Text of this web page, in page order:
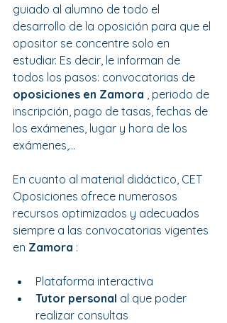
guiado al alumno de todo el
desarrollo de la oposición para que el
opositor se concentre solo en
estudiar. Es decir, le informan de
todos los pasos: convocatorias de
oposiciones en Zamora
, periodo de
inscripción, pago de tasas, fechas de
los exámenes, lugar y hora de los
exámenes,...
En cuanto al material didáctico, CET
Oposiciones ofrece numerosos
recursos optimizados y adecuados
siempre a las convocatorias vigentes
en Zamora :
Plataforma interactiva
Tutor personal al que poder
realizar consultas